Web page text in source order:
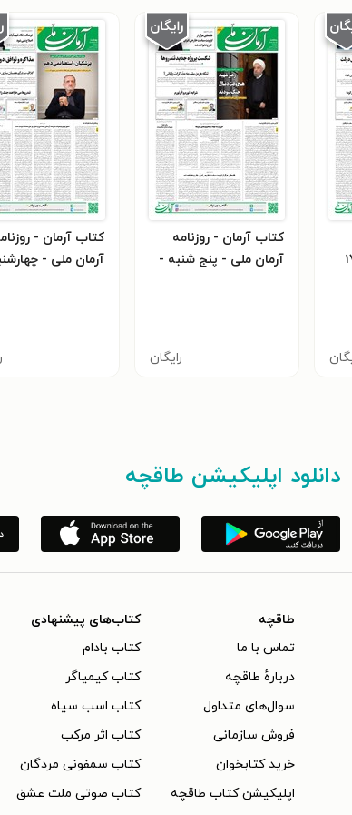
- ۱۷
کتاب آرمان - روزنامه
آرمان ملی - پنج شنبه -
رایگان
کتاب آرمان -
آرمان ملی -
دانلود اپلیکیشن طاقچه
طاقچه
تماس با ما
دربارهٔ طاقچه
سوال‌های متداول
فروش سازمانی
خرید کتابخوان
اپلیکیشن کتاب طاقچه
کتاب‌های پیشنهادی
کتاب بادام
کتاب کیمیاگر
کتاب اسب سیاه
کتاب اثر مرکب
کتاب سمفونی مردگان
کتاب صوتی ملت عشق